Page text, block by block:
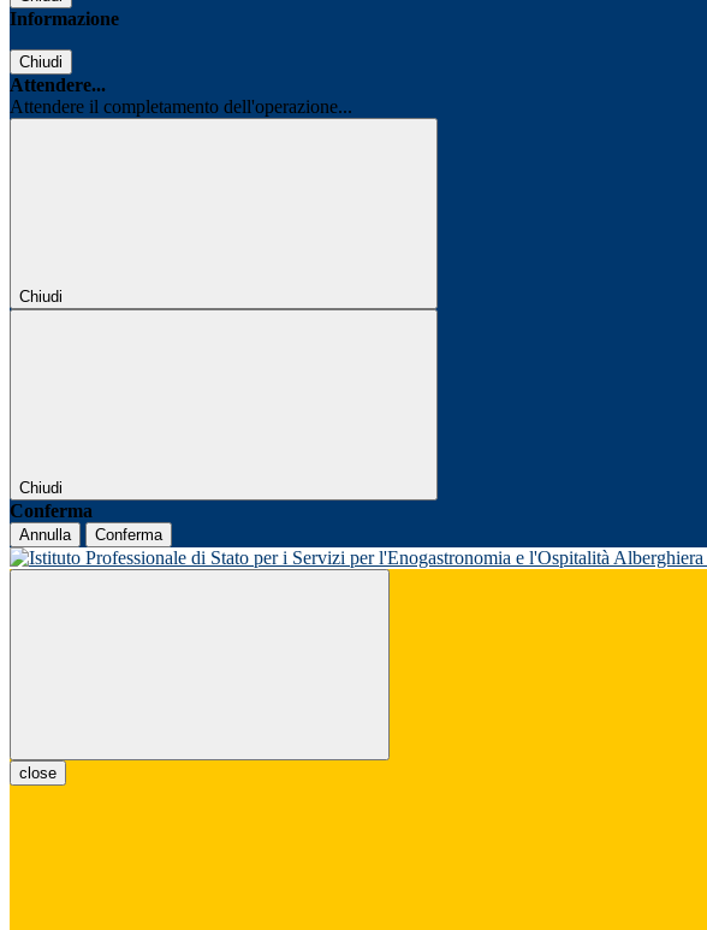
Informazione
Chiudi
Attendere...
Attendere il completamento dell'operazione...
Chiudi
Chiudi
Conferma
Annulla Conferma
close